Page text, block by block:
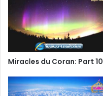
Miracles du Coran: Part 10